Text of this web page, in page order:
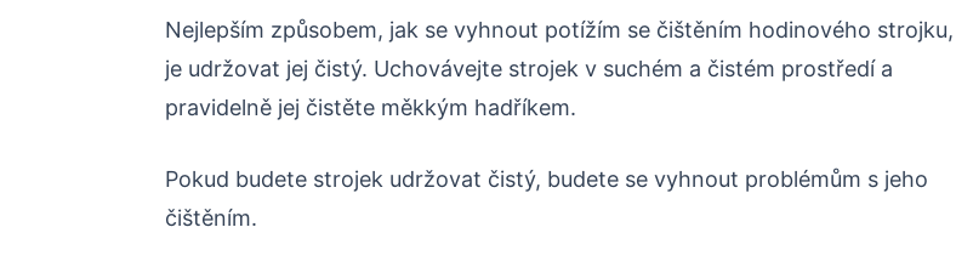
Nejlepším způsobem, jak se vyhnout potížím se čištěním hodinového strojku,
je udržovat jej čistý. Uchovávejte strojek v suchém a čistém prostředí a
pravidelně jej čistěte měkkým hadříkem.
Pokud budete strojek udržovat čistý, budete se vyhnout problémům s jeho
čištěním.